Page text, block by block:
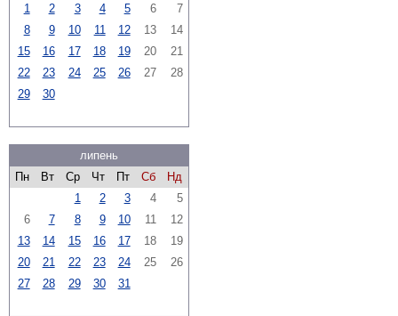
1
2 3 4 5 6
7
8
9 10 11 12 13
14
15
16 17 18 19 20
21
22
23 24 25 26 27
28
29
30
липень
Пн
Вт Ср Чт Пт Сб
Нд
1
2 3 4
5
6
7 8 9 10 11
12
13
14 15 16 17 18
19
20
21 22 23 24 25
26
27
28 29 30 31